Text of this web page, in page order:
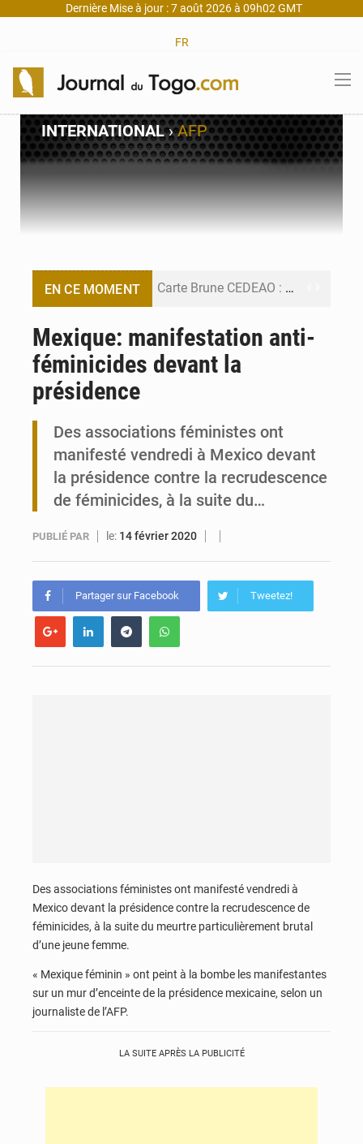
Dernière Mise à jour : 7 août 2026 à 09h02 GMT
FR
INTERNATIONAL›AFP
EN CE MOMENT Carte Brune CEDEAO : Lomé mise sur la digitalisation des sinistres
Mexique: manifestation anti-
féminicides devant la
présidence
Des associations féministes ont
manifesté vendredi à Mexico devant
la présidence contre la recrudescence
de féminicides, à la suite du…
PUBLIÉ PAR le: 14 février 2020
Partager sur Facebook Tweetez!
Des associations féministes ont manifesté vendredi à
Mexico devant la présidence contre la recrudescence de
féminicides, à la suite du meurtre particulièrement brutal
d’une jeune femme.
« Mexique féminin » ont peint à la bombe les manifestantes
sur un mur d’enceinte de la présidence mexicaine, selon un
journaliste de l’AFP.
LA SUITE APRÈS LA PUBLICITÉ